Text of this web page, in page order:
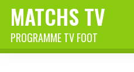
MATCHS TV
PROGRAMME TV FOOT